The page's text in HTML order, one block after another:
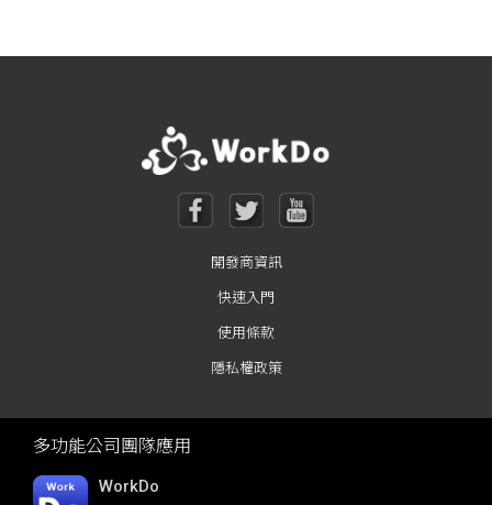
開發商資訊
快速入門
使用條款
隱私權政策
多功能公司團隊應用
WorkDo